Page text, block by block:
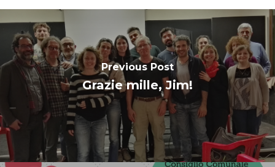
Previous Post
Grazie mille, Jim!